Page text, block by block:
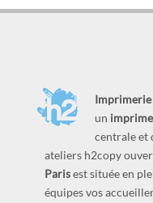
Imprimerie
un
centrale et
ateliers h2copy
Parisest située en
équipes vos